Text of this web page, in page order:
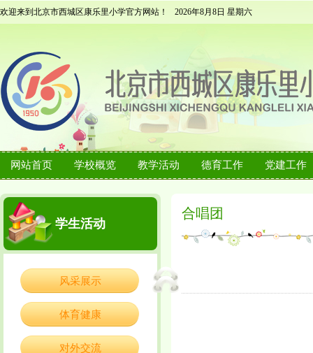
欢迎来到北京市西城区康乐里小学官方网站！ 2026年8月8日 星期六
网站首页 学校概览 教学活动 德育工作 党建工作
学生活动
风采展示
体育健康
对外交流
合唱团